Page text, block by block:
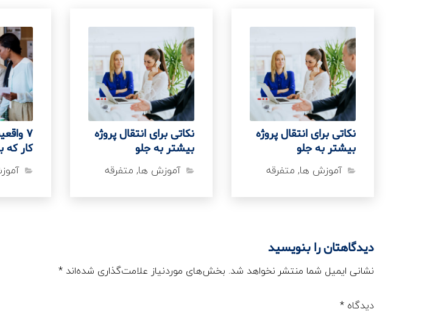
نکاتی برای انتقال پروژه
بیشتر به جلو
آموزش ها, متفرقه
نکاتی برای انتقال پروژه
بیشتر به جلو
آموزش ها, متفرقه
7
کار که
دیدگاهتان را بنویسید
نشانی ایمیل شما منتشر نخواهد شد. بخش‌های موردنیاز علامت‌گذاری شده‌اند *
دیدگاه *